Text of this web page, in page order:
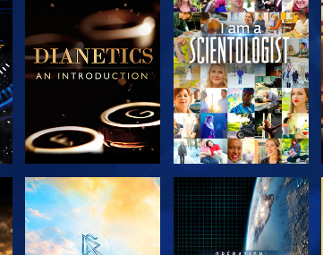
DÉCOUVRIR LES
SÉRIES
DÉCOUVRIR LES
SÉRIES
REGARDER
DÉCOUVRIR LES
SÉRIES